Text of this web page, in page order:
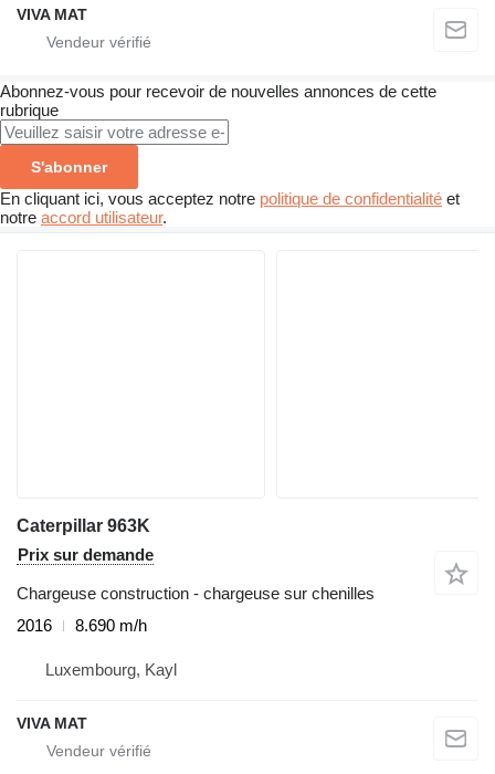
VIVA MAT
Abonnez-vous pour recevoir de nouvelles annonces de cette
rubrique
S'abonner
En cliquant ici, vous acceptez notre politique de confidentialité et
notre accord utilisateur.
Caterpillar 963K
Prix sur demande
Chargeuse construction - chargeuse sur chenilles
2016
8.690 m/h
Luxembourg, Kayl
VIVA MAT